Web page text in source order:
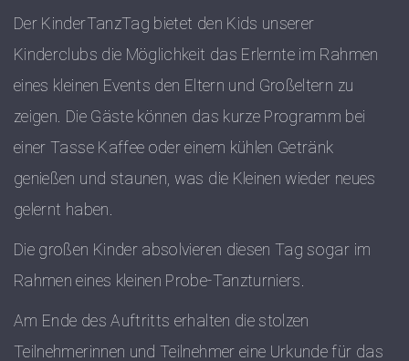
Der KinderTanzTag bietet den Kids unserer
Kinderclubs die Möglichkeit das Erlernte im Rahmen
eines kleinen Events den Eltern und Großeltern zu
zeigen. Die Gäste können das kurze Programm bei
einer Tasse Kaffee oder einem kühlen Getränk
genießen und staunen, was die Kleinen wieder neues
gelernt haben.
Die großen Kinder absolvieren diesen Tag sogar im
Rahmen eines kleinen Probe-Tanzturniers.
Am Ende des Auftritts erhalten die stolzen
Teilnehmerinnen und Teilnehmer eine Urkunde für das